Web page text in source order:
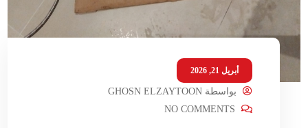
أبريل 21, 2026
بواسطةGHOSN ELZAYTOON
NO COMMENTS